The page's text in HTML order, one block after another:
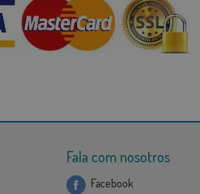
Fala com nosotros
Facebook